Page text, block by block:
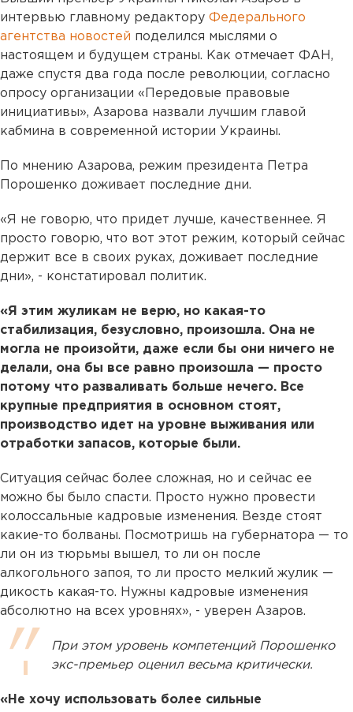
интервью главному редактору Федерального
агентства новостей поделился мыслями о
настоящем и будущем страны. Как отмечает ФАН,
даже спустя два года после революции, согласно
опросу организации «Передовые правовые
инициативы», Азарова назвали лучшим главой
кабмина в современной истории Украины.
По мнению Азарова, режим президента Петра
Порошенко доживает последние дни.
«Я не говорю, что придет лучше, качественнее. Я
просто говорю, что вот этот режим, который сейчас
держит все в своих руках, доживает последние
дни», - констатировал политик.
«Я этим жуликам не верю, но какая-то
стабилизация, безусловно, произошла. Она не
могла не произойти, даже если бы они ничего не
делали, она бы все равно произошла — просто
потому что разваливать больше нечего. Все
крупные предприятия в основном стоят,
производство идет на уровне выживания или
отработки запасов, которые были.
Ситуация сейчас более сложная, но и сейчас ее
можно бы было спасти. Просто нужно провести
колоссальные кадровые изменения. Везде стоят
какие-то болваны. Посмотришь на губернатора — то
ли он из тюрьмы вышел, то ли он после
алкогольного запоя, то ли просто мелкий жулик —
дикость какая-то. Нужны кадровые изменения
абсолютно на всех уровнях», - уверен Азаров.
При этом уровень компетенций Порошенко
экс-премьер оценил весьма критически.
«Не хочу использовать более сильные